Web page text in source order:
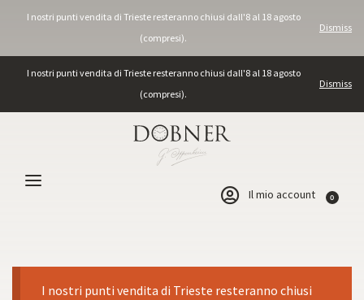
I nostri punti vendita di Trieste resteranno chiusi dall'8 al 18 agosto
(compresi).
Dismiss
I nostri punti vendita di Trieste resteranno chiusi dall'8 al 18 agosto
(compresi).
Dismiss
Il mio account 0
I nostri punti vendita di Trieste resteranno chiusi